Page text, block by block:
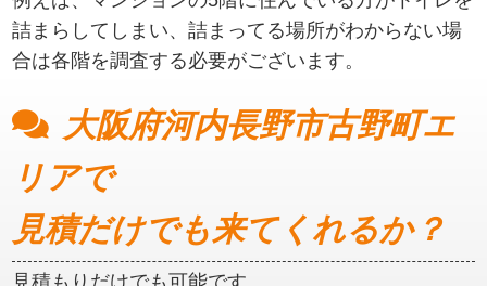
詰まらしてしまい、詰まってる場所がわからない場
合は各階を調査する必要がございます。
大阪府河内長野市古野町エ
リアで
見積だけでも来てくれるか？
見積もりだけでも可能です。